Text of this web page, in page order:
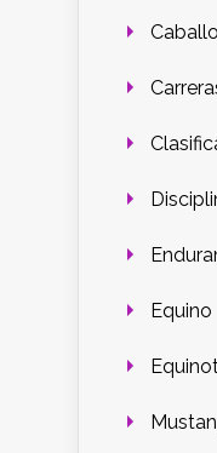
Equino